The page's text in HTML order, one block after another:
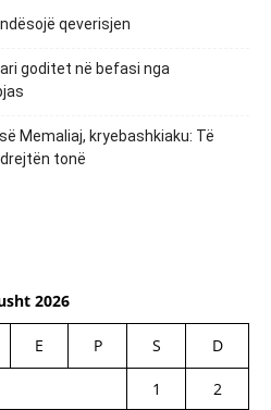
qeverisjen
goditet në befasi nga
Memaliaj, kryebashkiaku: Të
tonë
2026
E P S D
1
2